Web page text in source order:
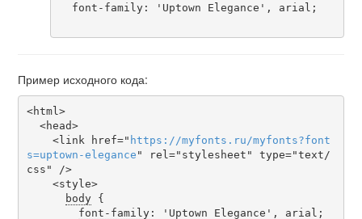
Пример исходного кода:
<html>
    <link href="
https ://myfonts . ru /myfonts?font
s=uptown-elegance " rel="stylesheet" type="text/
css" />
body {
font-family: 'Uptown Elegance', arial;